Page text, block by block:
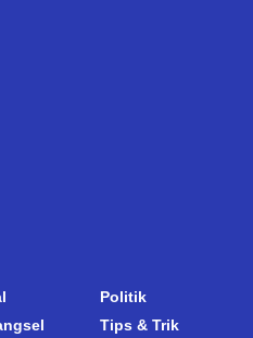
Politik
Tips & Trik